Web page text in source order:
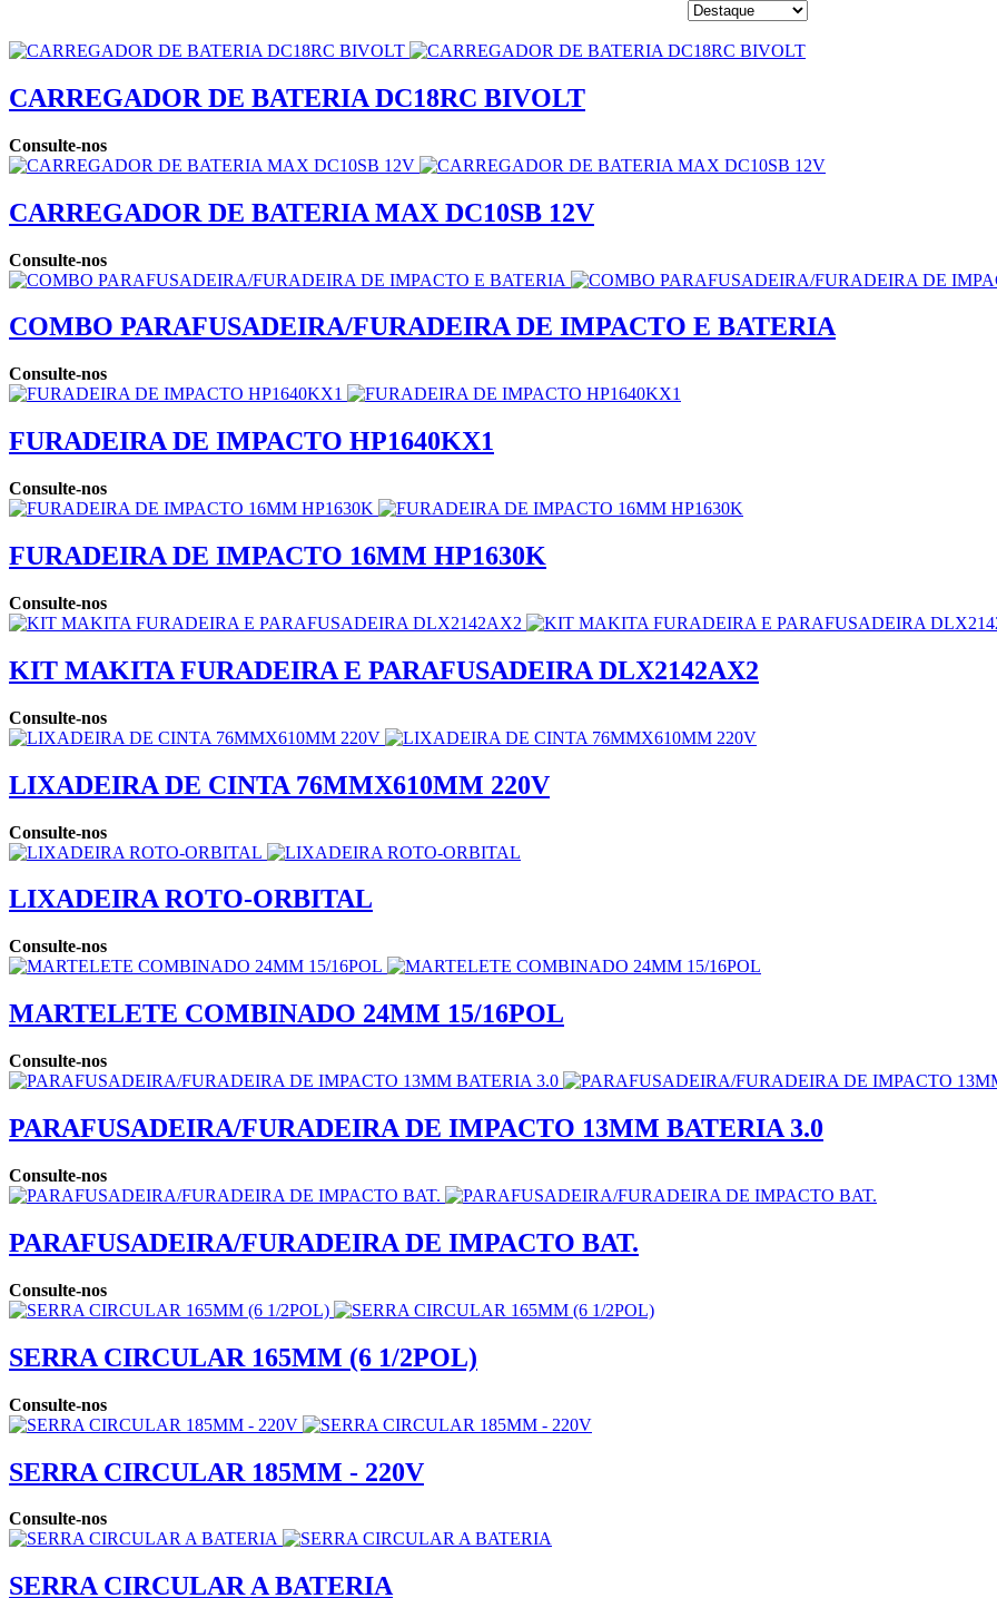
CARREGADOR DE BATERIA DC18RC BIVOLT
Consulte-nos
CARREGADOR DE BATERIA MAX DC10SB 12V
Consulte-nos
COMBO PARAFUSADEIRA/FURADEIRA DE IMPACTO E BATERIA
Consulte-nos
FURADEIRA DE IMPACTO HP1640KX1
Consulte-nos
FURADEIRA DE IMPACTO 16MM HP1630K
Consulte-nos
KIT MAKITA FURADEIRA E PARAFUSADEIRA DLX2142AX2
Consulte-nos
LIXADEIRA DE CINTA 76MMX610MM 220V
Consulte-nos
LIXADEIRA ROTO-ORBITAL
Consulte-nos
MARTELETE COMBINADO 24MM 15/16POL
Consulte-nos
PARAFUSADEIRA/FURADEIRA DE IMPACTO 13MM BATERIA 3.0
Consulte-nos
PARAFUSADEIRA/FURADEIRA DE IMPACTO BAT.
Consulte-nos
SERRA CIRCULAR 165MM (6 1/2POL)
Consulte-nos
SERRA CIRCULAR 185MM - 220V
Consulte-nos
SERRA CIRCULAR A BATERIA